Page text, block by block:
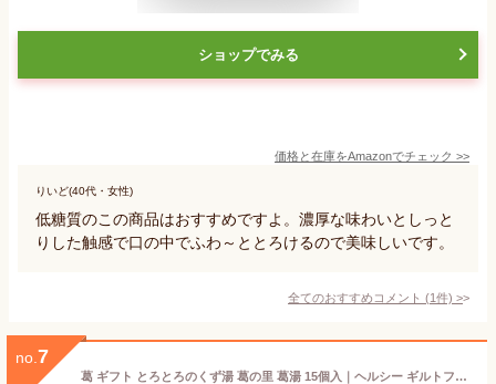
ショップでみる
価格と在庫をAmazonでチェック >>
りいど(40代・女性)
低糖質のこの商品はおすすめですよ。濃厚な味わいとしっと
りした触感で口の中でふわ～ととろけるので美味しいです。
全てのおすすめコメント (1件) >
no. 7
葛 ギフト とろとろのくず湯 葛の里 葛湯 15個入｜ヘルシー ギルトフリー からだ想い 滋養食 食べやすい 食欲不振 低脂質 低カロリー くずゆ 吉野葛 本葛 和菓子 葛菓子｜お歳暮 お中元 お供え 帰省土産 お土産 母の日 父の日 お取り寄せ ギフト 奈良 天極堂